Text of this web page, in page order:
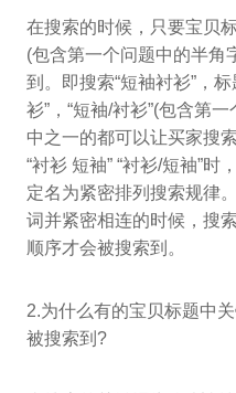
在搜索的时候，只要宝贝
(包含第一个问题中的半角
到。即搜索“短袖衬衫”，
衫”，“短袖/衬衫”(包含第
中之一的都可以让买家搜
“衬衫 短袖” “衬衫/短袖”
定名为紧密排列搜索规律
词并紧密相连的时候，搜
顺序才会被搜索到。
2.为什么有的宝贝标题中
被搜索到?